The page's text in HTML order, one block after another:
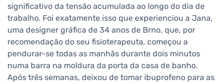
significativo da tensão acumulada ao longo do dia de
trabalho. Foi exatamente isso que experienciou a Jana,
uma designer gráfica de 34 anos de Brno, que, por
recomendação do seu fisioterapeuta, começou a
pendurar-se todas as manhãs durante dois minutos
numa barra na moldura da porta da casa de banho.
Após três semanas, deixou de tomar ibuprofeno para as